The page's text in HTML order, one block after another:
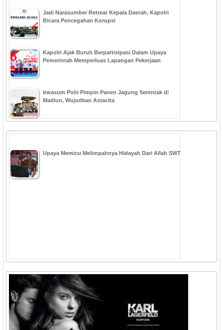
Jadi Narasumber Retreat Kepala Daerah, Kapolri
Bicara Pencegahan Korupsi
Kapolri Ajak Buruh Berpartisipasi Dalam Upaya
Pemerintah Memperluas Lapangan Pekerjaan
Irwasum Polri Pimpin Panen Jagung Serentak di
Madiun, Wujudkan Astacita
Upaya Memicu Melimpahnya Hidayah Dari Allah SWT